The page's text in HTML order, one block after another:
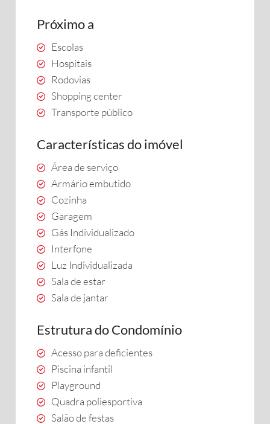
Próximo a
Escolas
Hospitais
Rodovias
Shopping center
Transporte público
Características do imóvel
Área de serviço
Armário embutido
Cozinha
Garagem
Gás Individualizado
Interfone
Luz Individualizada
Sala de estar
Sala de jantar
Estrutura do Condomínio
Acesso para deficientes
Piscina infantil
Playground
Quadra poliesportiva
Salão de festas